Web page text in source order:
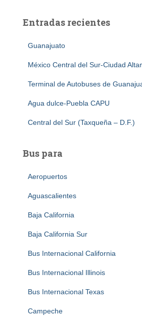
Entradas recientes
Guanajuato
México Central del Sur-Ciudad
Terminal de Autobuses de
Agua dulce-Puebla CAPU
Central del Sur (Taxqueña – D.F.)
Bus para
Aeropuertos
Aguascalientes
Baja California
Baja California Sur
Bus Internacional California
Bus Internacional Illinois
Bus Internacional Texas
Campeche